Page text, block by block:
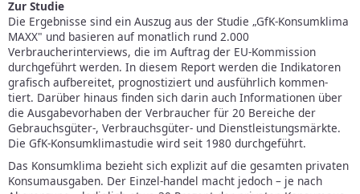
Zur Studie
Die Ergebnisse sind ein Auszug aus der Studie „GfK-Konsumklima
MAXX" und basieren auf monatlich rund 2.000
Verbraucherinterviews, die im Auftrag der EU-Kommission
durchgeführt werden. In diesem Report werden die Indikatoren
grafisch aufbereitet, prognostiziert und ausführlich kommen-
tiert. Darüber hinaus finden sich darin auch Informationen über
die Ausgabevorhaben der Verbraucher für 20 Bereiche der
Gebrauchsgüter-, Verbrauchsgüter- und Dienstleistungsmärkte.
Die GfK-Konsumklimastudie wird seit 1980 durchgeführt.
Das Konsumklima bezieht sich explizit auf die gesamten privaten
Konsumausgaben. Der Einzel-handel macht jedoch – je nach